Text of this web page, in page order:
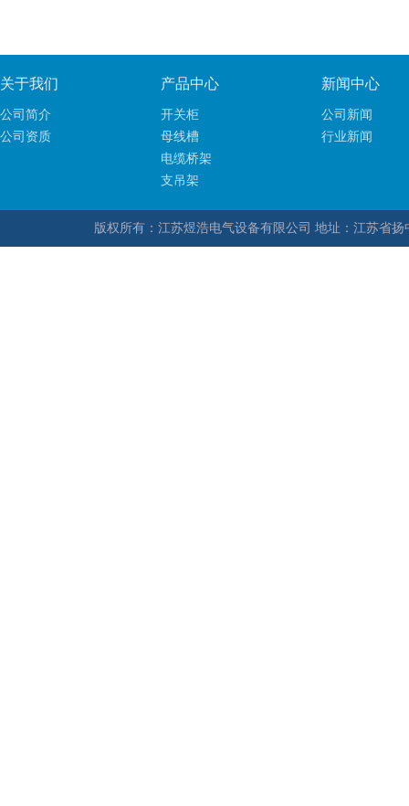
关于我们
公司简介
公司资质
产品中心
开关柜
母线槽
电缆桥架
支吊架
新闻中心
公司新闻
行业新闻
版权所有：江苏煜浩电气设备有限公司 地址：江苏省